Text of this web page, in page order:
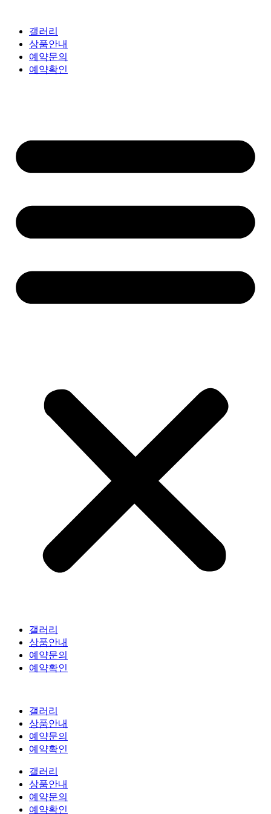
갤러리
상품안내
예약문의
예약확인
갤러리
상품안내
예약문의
예약확인
갤러리
상품안내
예약문의
예약확인
갤러리
상품안내
예약문의
예약확인